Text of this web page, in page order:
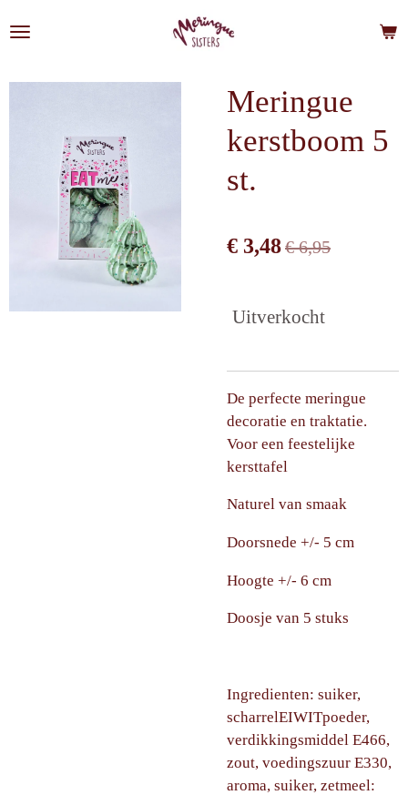
direct
de
Meringue
kerstboom 5
st.
€ 3,48€ 6,95
Uitverkocht
De perfecte meringue
decoratie en traktatie.
Voor een feestelijke
kersttafel
Naturel van smaak
Doorsnede +/- 5 cm
Hoogte +/- 6 cm
Doosje van 5 stuks
Ingredienten: suiker,
scharrelEIWITpoeder,
verdikkingsmiddel E466,
zout, voedingszuur E330,
aroma, suiker, zetmeel: